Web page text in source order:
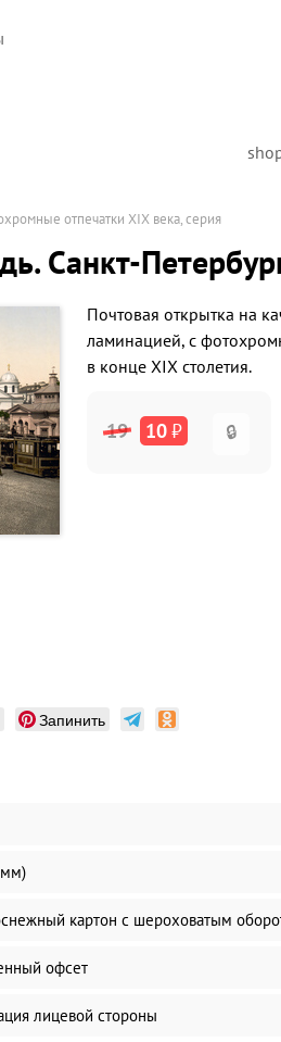
отпечатки XIX века, серия
Санкт-
Почтовая открытка на
ламинацией, с
в конце XIX столетия.
19 10₽ 🔒
Запинить
картон с шероховатым
офсет
лицевой стороны